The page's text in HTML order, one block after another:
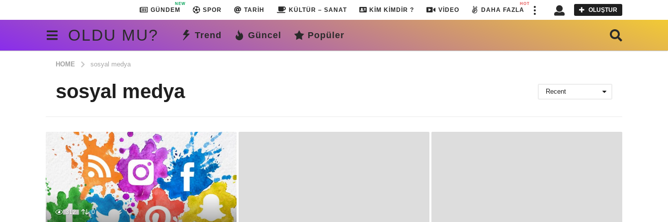
GÜNDEM
NEW
SPOR TARIH KÜLTÜR – SANAT KIM KIMDIR ? VIDEO DAHA FAZLA
HOT
OLUŞTUR
OLDU MU? Trend Güncel Popüler
HOME sosyal medya
sosyal medya Recent
312 0